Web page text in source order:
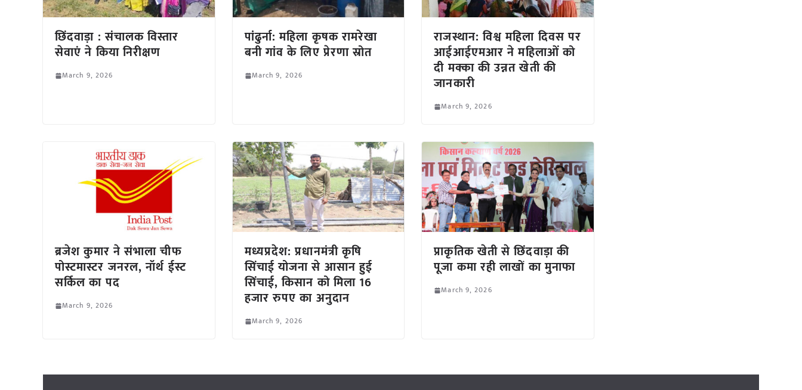
छिंदवाड़ा : संचालक विस्तार
सेवाएं ने किया निरीक्षण
March 9, 2026
पांढुर्ना: महिला कृषक रामरेखा
बनी गांव के लिए प्रेरणा स्रोत
March 9, 2026
राजस्थान: विश्व महिला दिवस पर
आईआईएमआर ने महिलाओं को
दी मक्का की उन्नत खेती की
जानकारी
March 9, 2026
ब्रजेश कुमार ने संभाला चीफ
पोस्टमास्टर जनरल, नॉर्थ ईस्ट
सर्किल का पद
March 9, 2026
मध्यप्रदेश: प्रधानमंत्री कृषि
सिंचाई योजना से आसान हुई
सिंचाई, किसान को मिला 16
हजार रुपए का अनुदान
March 9, 2026
प्राकृतिक खेती से छिंदवाड़ा की
पूजा कमा रही लाखों का मुनाफा
March 9, 2026